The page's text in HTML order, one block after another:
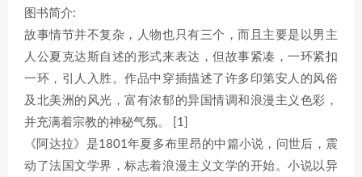
图书简介:
故事情节并不复杂，人物也只有三个，而且主要是以男主
人公夏克达斯自述的形式来表达，但故事紧凑，一环紧扣
一环，引人入胜。作品中穿插描述了许多印第安人的风俗
及北美洲的风光，富有浓郁的异国情调和浪漫主义色彩，
并充满着宗教的神秘气氛。 [1]
《阿达拉》是1801年夏多布里昂的中篇小说，问世后，震
动了法国文学界，标志着浪漫主义文学的开始。小说以异